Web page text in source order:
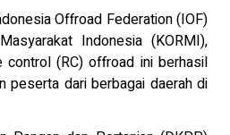
Offroad Federation (IOF)
Indonesia (KORMI),
(RC) offroad ini berhasil
peserta dari berbagai daerah di